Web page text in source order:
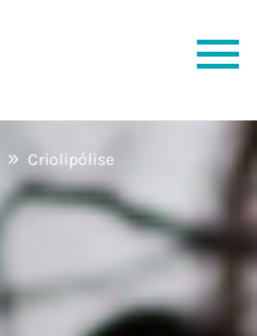
» Criolipólise